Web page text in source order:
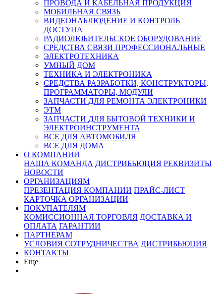
ПРОВОДА И КАБЕЛЬНАЯ ПРОДУКЦИЯ
МОБИЛЬНАЯ СВЯЗЬ
ВИДЕОНАБЛЮДЕНИЕ И КОНТРОЛЬ
ДОСТУПА
РАДИОЛЮБИТЕЛЬСКОЕ ОБОРУДОВАНИЕ
СРЕДСТВА СВЯЗИ ПРОФЕССИОНАЛЬНЫЕ
ЭЛЕКТРОТЕХНИКА
УМНЫЙ ДОМ
ТЕХНИКА И ЭЛЕКТРОНИКА
СРЕДСТВА РАЗРАБОТКИ, КОНСТРУКТОРЫ,
ПРОГРАММАТОРЫ, МОДУЛИ
ЗАПЧАСТИ ДЛЯ РЕМОНТА ЭЛЕКТРОНИКИ
ЭТМ
ЗАПЧАСТИ ДЛЯ БЫТОВОЙ ТЕХНИКИ И
ЭЛЕКТРОИНСТРУМЕНТА
ВСЕ ДЛЯ АВТОМОБИЛЯ
ВСЕ ДЛЯ ДОМА
О КОМПАНИИ
НАША КОМАНДА ДИСТРИБЬЮЦИЯ РЕКВИЗИТЫ
НОВОСТИ
ОРГАНИЗАЦИЯМ
ПРЕЗЕНТАЦИЯ КОМПАНИИ ПРАЙС-ЛИСТ
КАРТОЧКА ОРГАНИЗАЦИИ
ПОКУПАТЕЛЯМ
КОМИССИОННАЯ ТОРГОВЛЯ ДОСТАВКА И
ОПЛАТА ГАРАНТИИ
ПАРТНЕРАМ
УСЛОВИЯ СОТРУДНИЧЕСТВА ДИСТРИБЬЮЦИЯ
КОНТАКТЫ
Еще